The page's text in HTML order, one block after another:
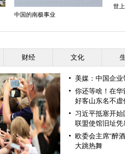
中国的南极事业
世
财经 文化
美媒：中国企
你还等啥！在
好客山东名不虚
习近平抵塞开
联盟使馆旧址凭
欧委会主席“醉
大跳热舞